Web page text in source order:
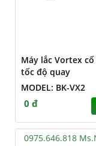
Máy lắc Vortex
tốc độ quay
MODEL: BK-VX2
0 đ
0975.646.818